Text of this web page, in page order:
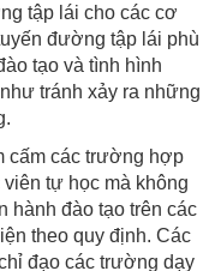
tập lái cho các cơ
đường tập lái phù
tạo và tình hình
tránh xảy ra những
cấm các trường hợp
tự học mà không
hành đào tạo trên các
theo quy định. Các
đạo các trường dạy